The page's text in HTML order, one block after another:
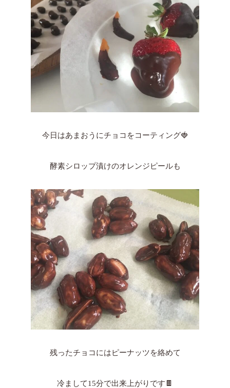
今日はあまおうにチョコをコーティング🍓
酵素シロップ漬けのオレンジピールも
残ったチョコにはピーナッツを絡めて
冷まして15分で出来上がりです🍫